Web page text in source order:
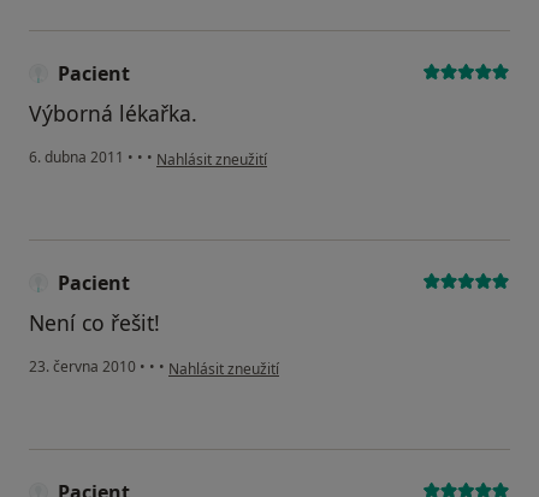
Pacient
Výborná lékařka.
6. dubna 2011 • • • podle názoru uživatele Pacient
Nahlásit zneužití
Pacient
Není co řešit!
23. června 2010 • • • podle názoru uživatele Pacient
Nahlásit zneužití